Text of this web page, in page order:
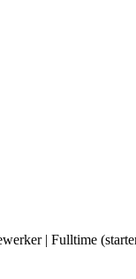
| Fulltime